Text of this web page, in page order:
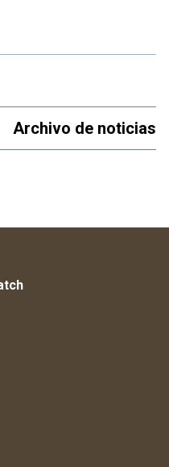
Archivo de noticias